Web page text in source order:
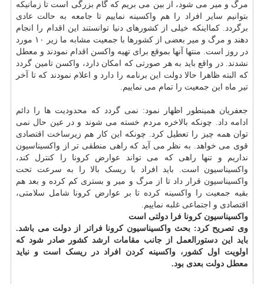
مرگ و میر می شود، از بین می بریم که گام بزرگی است تا زمانیکه
بتوانیم سایر افراد را هم واکسینه نماییم تا جامعه به حالت عادی
برگردد. کمااینکه خیلی از کشورهای دنیا توانستند این اقدام را انجام
دهند و مرگ و میر بعضی از کشورها با جمعیت مشابه ما زیر ۱۰ مورد
در روز است. منتها آنها بموقع برای تهیه واکسن اقدام نمودند و معطل
نشدند. در واقع باید به هر صورتی که امکان دارد، واکسن تامین گردد
که البته ظاهرا حالا دولت این برنامه را دارد و اعلام نمودند که تا آخر
تیر ماه این جمعیت را تمام می نماییم.
جعفریان همینطور اظهار نمود: نمی گردد که محدودیت ها را دائم
ادامه داد. چونکه بالاخره مردم خسته می شوند و در عین حال نمی
توان همه چیز را تعطیل کرد. چونکه این کار هم زیرساخت اقتصادی
قوی می خواهد. به نظر می آید که راهی منطقی تر از واکسیناسیون
نداریم و تنها راهی که می تواند عوارض کرونا را کنترل کند،
واکسیناسیون است. باید افراد با ریسک بالا را به سرعت تحت
واکسیناسیون قرار داد تا از مرگ و میر و بستری کم کرده و بعد هم
بقیه جمعیت را واکسینه کرده تا بر عوارض کرونا شامل سلامتی،
اقتصادی و اجتماعی غلبه نماییم.
واکسیناسیون کرونا فرا دولتی است
وی تصریح کرد: بحث واکسیناسیون کرونا فراتر از دولت می باشد.
باید این دستورالعمل از جانب مقامات ارشد کشور صادر شود که
اولویت اول کشور، واکسینه کردن افراد در ریسک است و نباید
معطل دولت بعدی بود.